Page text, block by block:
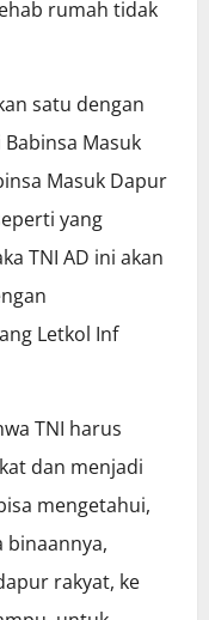
rumah tidak
satu dengan
Masuk
Masuk Dapur
yang
TNI AD ini akan
Letkol Inf
TNI harus
dan menjadi
mengetahui,
binaannya,
rakyat, ke